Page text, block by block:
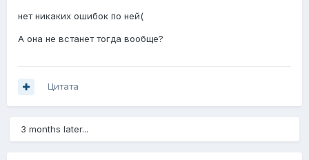
нет никаких ошибок по ней(
А она не встанет тогда вообще?
Цитата
3 months later...